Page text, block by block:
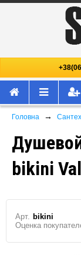
Головна →
bikini
Арт. bikini
Оценка